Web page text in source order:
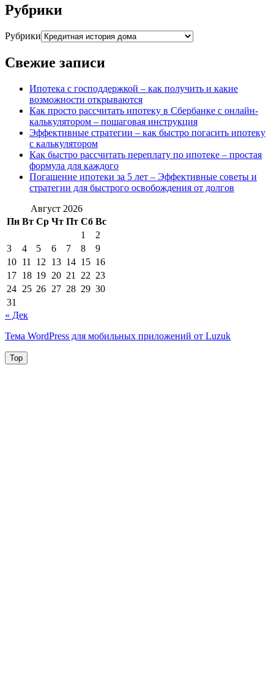
Рубрики
Рубрики
Свежие записи
Ипотека с господдержкой – как получить и какие
возможности открываются
Как просто рассчитать ипотеку в Сбербанке с онлайн-
калькулятором – пошаговая инструкция
Эффективные стратегии – как быстро погасить ипотеку
с калькулятором
Как быстро рассчитать переплату по ипотеке – простая
формула для каждого
Погашение ипотеки за 5 лет – Эффективные советы и
стратегии для быстрого освобождения от долгов
Август 2026
Пн Вт Ср Чт Пт Сб Вс
1
2
3
4 5 6 7 8
9
10 11 12 13 14 15 16
17 18 19 20 21 22 23
24 25 26 27 28 29 30
31
« Дек
Тема WordPress для мобильных приложений от Luzuk
Top